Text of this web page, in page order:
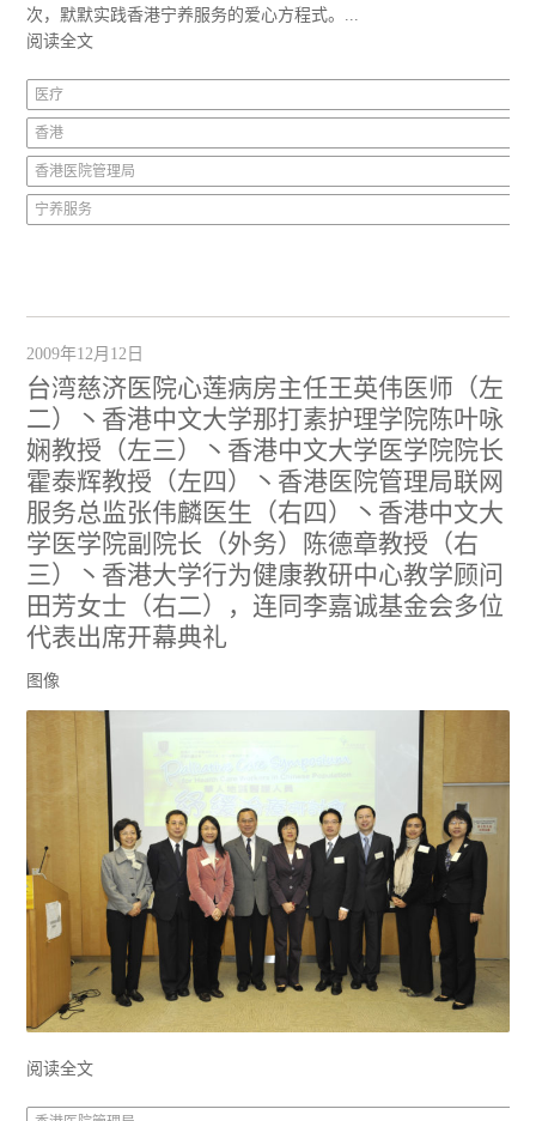
次，默默实践香港宁养服务的爱心方程式。...
阅读全文
医疗
香港
香港医院管理局
宁养服务
2009年12月12日
台湾慈济医院心莲病房主任王英伟医师（左
二）丶香港中文大学那打素护理学院陈叶咏
娴教授（左三）丶香港中文大学医学院院长
霍泰辉教授（左四）丶香港医院管理局联网
服务总监张伟麟医生（右四）丶香港中文大
学医学院副院长（外务）陈德章教授（右
三）丶香港大学行为健康教研中心教学顾问
田芳女士（右二），连同李嘉诚基金会多位
代表出席开幕典礼
图像
阅读全文